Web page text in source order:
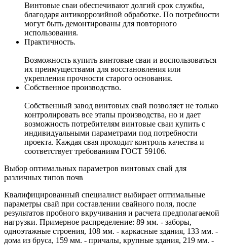
Винтовые сваи обеспечивают долгий срок службы,
благодаря антикоррозийной обработке. По потребности
могут быть демонтированы для повторного
использования.
Практичность.
Возможность купить винтовые сваи и воспользоваться
их преимуществами для восстановления или
укрепления прочности старого основания.
Собственное производство.
Собственный завод винтовых свай позволяет не только
контролировать все этапы производства, но и дает
возможность потребителям винтовые сваи купить с
индивидуальными параметрами под потребности
проекта. Каждая свая проходит контроль качества и
соответствует требованиям ГОСТ 59106.
Выбор оптимальных параметров винтовых свай для
различных типов почв
Квалифицированный специалист выбирает оптимальные
параметры свай при составлении свайного поля, после
результатов пробного вкручивания и расчета предполагаемой
нагрузки. Примерное распределение: 89 мм. - заборы,
одноэтажные строения, 108 мм. - каркасные здания, 133 мм. -
дома из бруса, 159 мм. - причалы, крупные здания, 219 мм. -